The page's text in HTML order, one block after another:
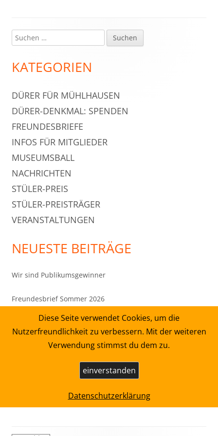
Haupt-
Seitenleiste
Suchen
nach:
KATEGORIEN
DÜRER FÜR MÜHLHAUSEN
DÜRER-DENKMAL: SPENDEN
FREUNDESBRIEFE
INFOS FÜR MITGLIEDER
MUSEUMSBALL
NACHRICHTEN
STÜLER-PREIS
STÜLER-PREISTRÄGER
VERANSTALTUNGEN
NEUESTE BEITRÄGE
Wir sind Publikumsgewinner
Freundesbrief Sommer 2026
„Harald Schmidt und Thomas Thieme im Gespräch“ –
Donnerstag, 08. Oktober, 19 Uhr, Kornmarktkirche in
Mühlhausen
Thomas Thieme interpretiert Baal von Bertolt Brecht
Diese Seite verwendet Cookies, um die
Nutzerfreundlichkeit zu verbessern. Mit der weiteren
Verwendung stimmst du dem zu.
einverstanden
Datenschutzerklärung